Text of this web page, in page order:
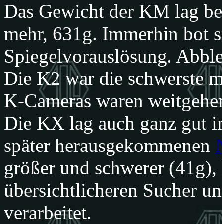
Das Gewicht der KM lag
mehr, 631g. Immerhin bot
Spiegelvorauslösung.
Die K2 war die schwerste
K-Cameras waren
Die KX lag auch ganz gut
später herausgekommenen
größer und schwerer (41g),
übersichtlicheren Sucher
verarbeitet.